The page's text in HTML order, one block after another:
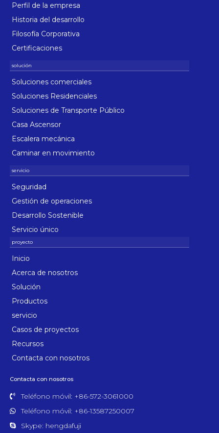
Perfil de la empresa
Historia del desarrollo
Filosofía Corporativa
Certificaciones
Soluciones comerciales
Soluciones Residenciales
Soluciones de Transporte Público
Casa Ascensor
Escalera mecánica
Caminar en movimiento
Seguridad
Gestión de operaciones
Desarrollo Sostenible
Servicio único
Inicio
Acerca de nosotros
Solución
Productos
servicio
Casos de proyectos
Recursos
Contacta con nosotros
Contacta con nosotros
Teléfono móvil: +86-572-3061000
Teléfono móvil: +86-13587250007
Skype: hengdafuji